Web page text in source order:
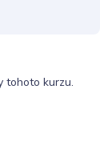
tohoto kurzu.